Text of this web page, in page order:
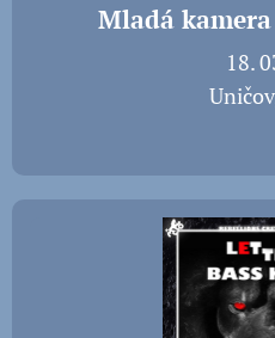
Mladá
📅 18.
📍